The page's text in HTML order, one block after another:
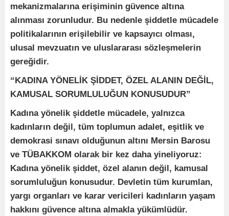
mekanizmalarına erişiminin güvence altına
alınması zorunludur. Bu nedenle şiddetle mücadele
politikalarının erişilebilir ve kapsayıcı olması,
ulusal mevzuatın ve uluslararası sözleşmelerin
gereğidir.
“KADINA YÖNELİK ŞİDDET, ÖZEL ALANIN DEĞİL,
KAMUSAL SORUMLULUĞUN KONUSUDUR”
Kadına yönelik şiddetle mücadele, yalnızca
kadınların değil, tüm toplumun adalet, eşitlik ve
demokrasi sınavı olduğunun altını Mersin Barosu
ve TÜBAKKOM olarak bir kez daha yineliyoruz:
Kadına yönelik şiddet, özel alanın değil, kamusal
sorumluluğun konusudur. Devletin tüm kurumlan,
yargı organları ve karar vericileri kadınların yaşam
hakkını güvence altına almakla yükümlüdür.